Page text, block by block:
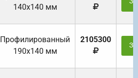
140х140 мм
Профилированный
190х140 мм
2105300